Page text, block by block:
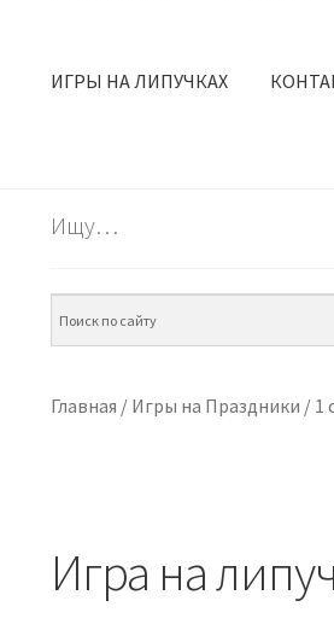
ИГРЫ НА ЛИПУЧКАХ
Ищу…
Главная / Игры на Праздники / 1
Игра на